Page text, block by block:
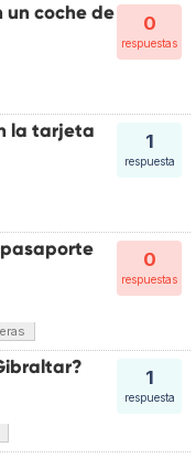
0
respuestas
un coche de
1
respuesta
la tarjeta
0
respuestas
1
respuesta